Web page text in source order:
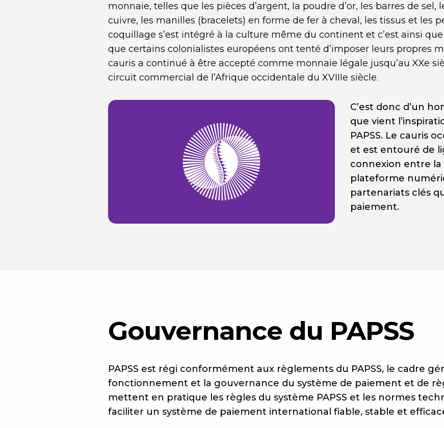
monnaie, telles que les pièces d’argent, la poudre d’or, les barres de sel,
cuivre, les manilles (bracelets) en forme de fer à cheval, les tissus et les
coquillage s’est intégré à la culture même du continent et c’est ainsi
que certains colonialistes européens ont tenté d’imposer leurs propres
cauris a continué à être accepté comme monnaie légale jusqu’au XXe
circuit commercial de l’Afrique occidentale du XVIIIe siècle.
C’est donc d’un
que vient
PAPSS. Le cauris
et est entouré de
connexion entre
plateforme
partenariats clés
paiement.
Gouvernance du PAPSS
PAPSS est régi conformément aux règlements du PAPSS, le cadre
fonctionnement et la gouvernance du système de paiement et de
mettent en pratique les règles du système PAPSS et les normes
faciliter un système de paiement international fiable, stable et